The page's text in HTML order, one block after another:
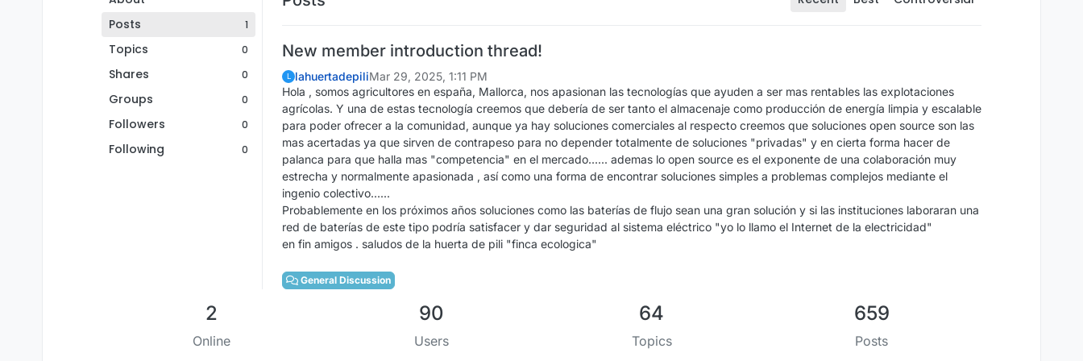
Posts
1
Topics 0
Shares 0
Groups 0
Followers 0
Following 0
New member introduction thread!
L lahuertadepiliMar 29, 2025, 1:11 PM
Hola , somos agricultores en españa, Mallorca, nos apasionan las tecnologías que ayuden a ser mas rentables las explotaciones
agrícolas. Y una de estas tecnología creemos que debería de ser tanto el almacenaje como producción de energía limpia y escalable
para poder ofrecer a la comunidad, aunque ya hay soluciones comerciales al respecto creemos que soluciones open source son las
mas acertadas ya que sirven de contrapeso para no depender totalmente de soluciones "privadas" y en cierta forma hacer de
palanca para que halla mas "competencia" en el mercado...... ademas lo open source es el exponente de una colaboración muy
estrecha y normalmente apasionada , así como una forma de encontrar soluciones simples a problemas complejos mediante el
ingenio colectivo......
Probablemente en los próximos años soluciones como las baterías de flujo sean una gran solución y si las instituciones laboraran una
red de baterías de este tipo podría satisfacer y dar seguridad al sistema eléctrico "yo lo llamo el Internet de la electricidad"
en fin amigos . saludos de la huerta de pili "finca ecologica"
General Discussion
2
Online
90
Users
64
Topics
659
Posts